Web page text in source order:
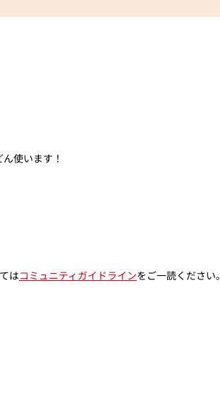
使います！
はコミュニティガイドラインをご一読ください。